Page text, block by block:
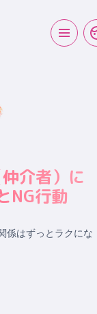
仲介者）に
NG行動
係はずっとラクにな